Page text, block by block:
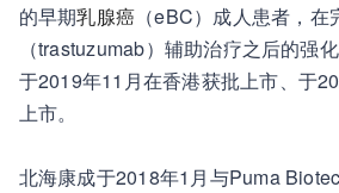
的早期乳腺癌 （eBC）成人患者，
（trastuzumab）辅助治疗之后的强
于2019年11月在香港获批上市、于
上市。
北海康成于2018年1月与Puma